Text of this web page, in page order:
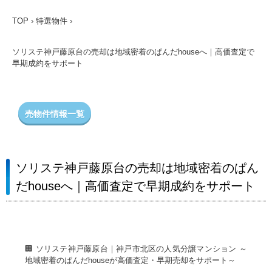
TOP › 特選物件 ›
ソリステ神戸藤原台の売却は地域密着のぱんだhouseへ｜高価査定で
早期成約をサポート
売物件情報一覧
ソリステ神戸藤原台の売却は地域密着のぱん
だhouseへ｜高価査定で早期成約をサポート
🏢 ソリステ神戸藤原台｜神戸市北区の人気分譲マンション ～
地域密着のぱんだhouseが高価査定・早期売却をサポート～